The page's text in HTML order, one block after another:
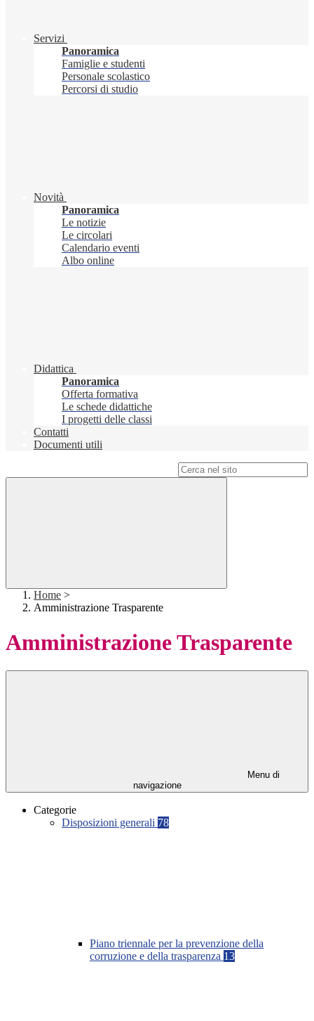
Servizi
Panoramica
Famiglie e studenti
Personale scolastico
Percorsi di studio
Novità
Panoramica
Le notizie
Le circolari
Calendario eventi
Albo online
Didattica
Panoramica
Offerta formativa
Le schede didattiche
I progetti delle classi
Contatti
Documenti utili
Home >
Amministrazione Trasparente
Amministrazione Trasparente
Menu di
navigazione
Categorie
Disposizioni generali 78
Piano triennale per la prevenzione della
corruzione e della trasparenza 13